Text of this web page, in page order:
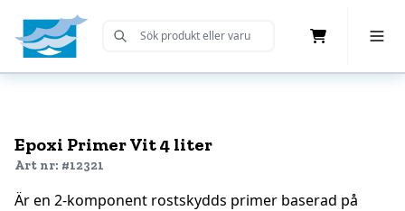
Home Submit Search
Epoxi Primer Vit 4 liter
Art nr: #12321
Är en 2-komponent rostskydds primer baserad på